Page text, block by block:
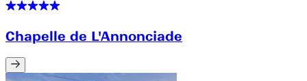
Chapelle de L'Annonciade